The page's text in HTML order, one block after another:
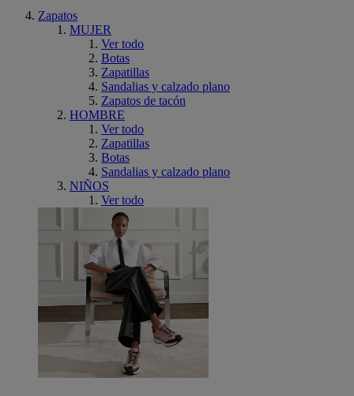
Zapatos
MUJER
Ver todo
Botas
Zapatillas
Sandalias y calzado plano
Zapatos de tacón
HOMBRE
Ver todo
Zapatillas
Botas
Sandalias y calzado plano
NIÑOS
Ver todo